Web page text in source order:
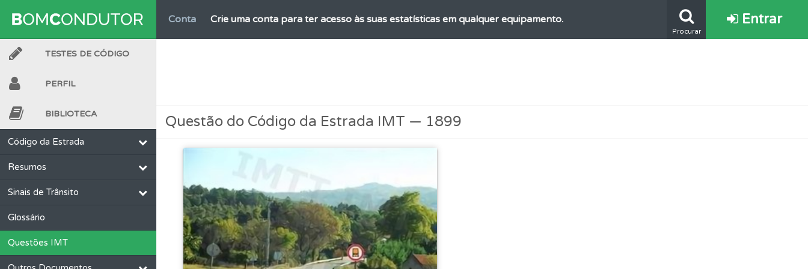
Conta Crie uma conta para ter acesso às suas estatísticas em qualquer equipamento.
O teste "Erradas" apresenta-lhe questões que errou e não voltou a responder.
Questões Consulte aqui todas as questões que usamos na plataforma.
Conta Crie uma conta para poder partilhar o seu perfil com os seus amigos.
Procurar
Entrar
TESTES DE CÓDIGO
PERFIL
BIBLIOTECA
Código da Estrada
Resumos
Sinais de Trânsito
Glossário
Questões IMT
Questão do Código da Estrada IMT — 1899